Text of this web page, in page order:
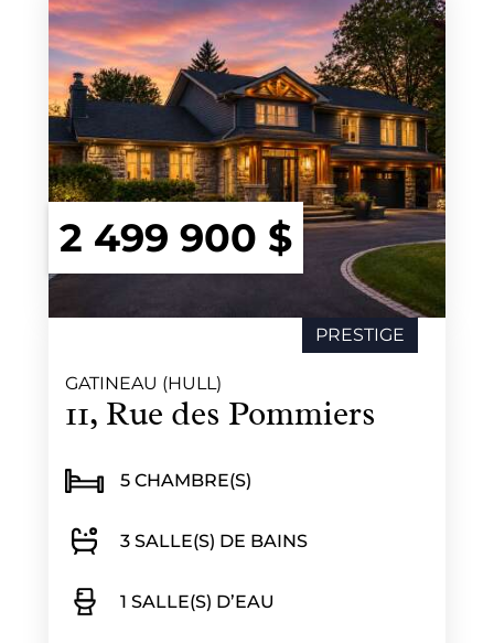
2 499 900 $
GATINEAU (HULL)
11, Rue des Pommiers
5 CHAMBRE(S)
3 SALLE(S) DE BAINS
1 SALLE(S) D’EAU
PRESTIGE